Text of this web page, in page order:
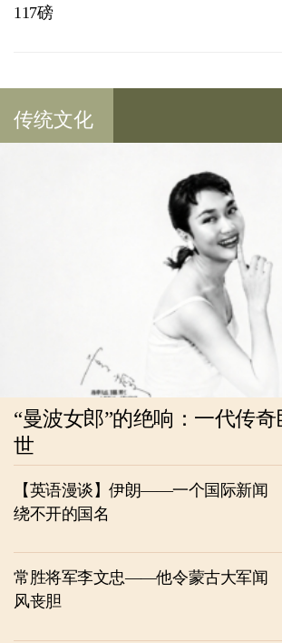
117磅
传统文化
“曼波女郎”的绝响：一代传
世
【英语漫谈】伊朗——一个国际新闻
绕不开的国名
常胜将军李文忠——他令蒙古大军闻
风丧胆